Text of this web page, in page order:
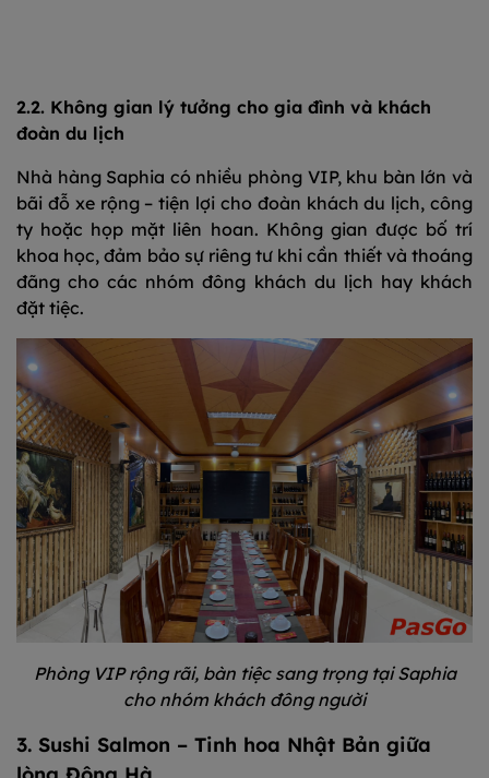
2.2. Không gian lý tưởng cho gia đình và khách
đoàn du lịch
Nhà hàng Saphia có nhiều phòng VIP, khu bàn lớn và
bãi đỗ xe rộng – tiện lợi cho đoàn khách du lịch, công
ty hoặc họp mặt liên hoan. Không gian được bố trí
khoa học, đảm bảo sự riêng tư khi cần thiết và thoáng
đãng cho các nhóm đông khách du lịch hay khách
đặt tiệc.
Phòng VIP rộng rãi, bàn tiệc sang trọng tại Saphia
cho nhóm khách đông người
3. Sushi Salmon – Tinh hoa Nhật Bản giữa